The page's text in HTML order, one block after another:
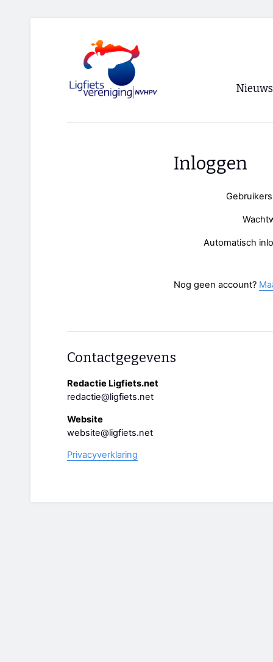
Nieuws
Inloggen
Automatisch
Nog geen account?
Contactgegevens
Redactie Ligfiets.net
redactie@ligfiets.net
Website
website@ligfiets.net
Privacyverklaring